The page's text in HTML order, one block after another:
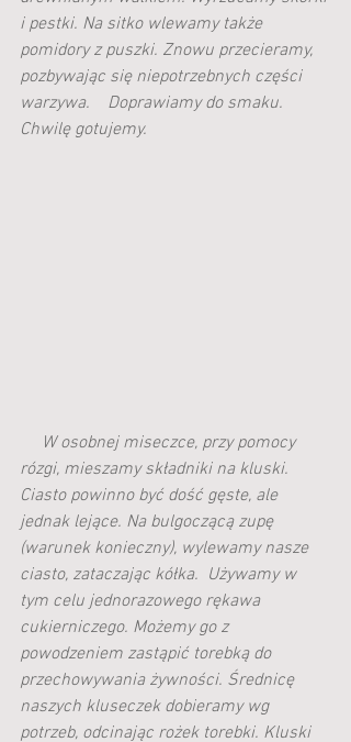
i pestki. Na sitko wlewamy także
pomidory z puszki. Znowu przecieramy,
pozbywając się niepotrzebnych części
warzywa.    Doprawiamy do smaku.
Chwilę gotujemy.
rózgi, mieszamy składniki na kluski.
Ciasto powinno być dość gęste, ale
jednak lejące. Na bulgoczącą zupę
(warunek konieczny), wylewamy nasze
ciasto, zataczając kółka.  Używamy w
tym celu jednorazowego rękawa
cukierniczego. Możemy go z
powodzeniem zastąpić torebką do
przechowywania żywności. Średnicę
naszych kluseczek dobieramy wg
potrzeb, odcinając rożek torebki. Kluski